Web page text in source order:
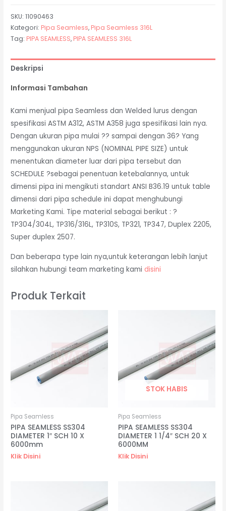
SKU:11090463
Kategori: Pipa Seamless, Pipa Seamless 316L
Tag: PIPA SEAMLESS, PIPA SEAMLESS 316L
Deskripsi
Informasi Tambahan
Kami menjual pipa Seamless dan Welded lurus dengan
spesifikasi ASTM A312, ASTM A358 juga spesifikasi lain nya.
Dengan ukuran pipa mulai ?? sampai dengan 36? Yang
menggunakan ukuran NPS (NOMINAL PIPE SIZE) untuk
menentukan diameter luar dari pipa tersebut dan
SCHEDULE ?sebagai penentuan ketebalannya, untuk
dimensi pipa ini mengikuti standart ANSI B36.19 untuk table
dimensi dari pipa schedule ini dapat menghubungi
Marketing Kami. Tipe material sebagai berikut : ?
TP304/304L, TP316/316L, TP310S, TP321, TP347, Duplex 2205,
Super duplex 2507.
Dan beberapa type lain nya,untuk keterangan lebih lanjut
silahkan hubungi team marketing kami disini
Produk Terkait
Pipa Seamless
PIPA SEAMLESS SS304
DIAMETER 1″ SCH 10 X
6000mm
Klik Disini
STOK HABIS
Pipa Seamless
PIPA SEAMLESS SS304
DIAMETER 1 1/4″ SCH 20 X
6000MM
Klik Disini